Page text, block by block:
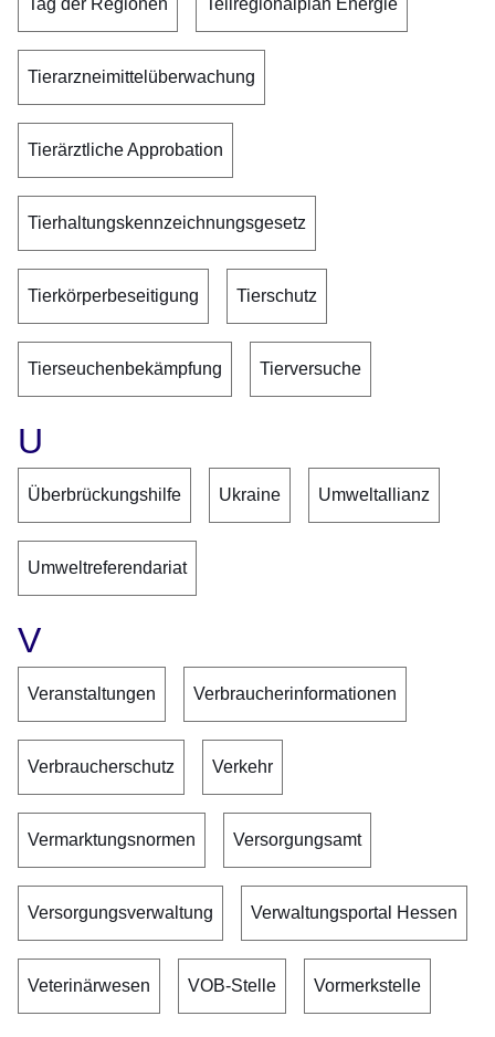
Tag der Regionen Teilregionalplan Energie
Tierarzneimittelüberwachung
Tierärztliche Approbation
Tierhaltungskennzeichnungsgesetz
Tierkörperbeseitigung Tierschutz
Tierseuchenbekämpfung Tierversuche
U
Überbrückungshilfe Ukraine Umweltallianz
Umweltreferendariat
V
Veranstaltungen Verbraucherinformationen
Verbraucherschutz Verkehr
Vermarktungsnormen Versorgungsamt
Versorgungsverwaltung Verwaltungsportal Hessen
Veterinärwesen VOB-Stelle Vormerkstelle